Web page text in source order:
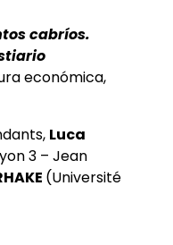
cabríos.
económica,
Luca
3 – Jean
(Université